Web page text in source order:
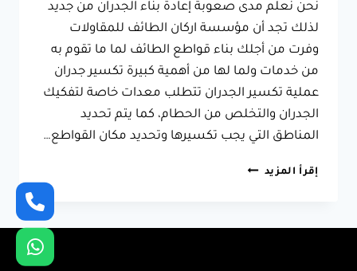
نحن نعلم مدى صعوبة إعادة بناء الجدران من جديد
لذلك تجد أن مؤسسة اركان الطائف للمقاولات
وفرت من أجلك بناء قواطع الطائف لما ما تقوم به
من خدمات ولما لها من أهمية كبيرة تكسير جدران
عملية تكسير الجدران تتطلب معدات خاصة لتفكيك
الجدران والتخلص من الحطام، كما يتم تحديد
المناطق التي يجب تكسيرها وتحديد مكان القواطع…
إقرأ المزيد بناء